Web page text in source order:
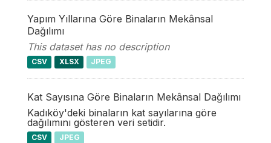
Yapım Yıllarına Göre Binaların Mekânsal
Dağılımı
This dataset has no description
CSV XLSX JPEG
Kat Sayısına Göre Binaların Mekânsal Dağılımı
Kadıköy'deki binaların kat sayılarına göre
dağılımını gösteren veri setidir.
CSV JPEG